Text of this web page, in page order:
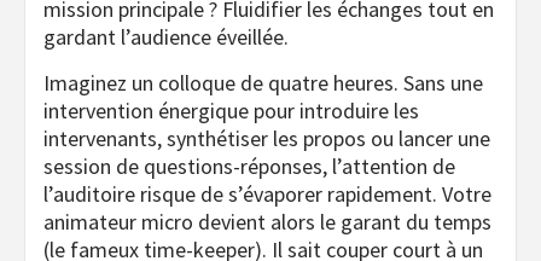
mission principale ? Fluidifier les échanges tout en
gardant l’audience éveillée.
Imaginez un colloque de quatre heures. Sans une
intervention énergique pour introduire les
intervenants, synthétiser les propos ou lancer une
session de questions-réponses, l’attention de
l’auditoire risque de s’évaporer rapidement. Votre
animateur micro devient alors le garant du temps
(le fameux time-keeper). Il sait couper court à un